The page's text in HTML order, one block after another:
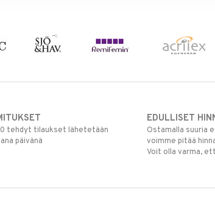
tehdyt tilaukset lähetetään
päivänä
EDULLISET
Ostamalla suuria
voimme pitää
Voit olla varma,